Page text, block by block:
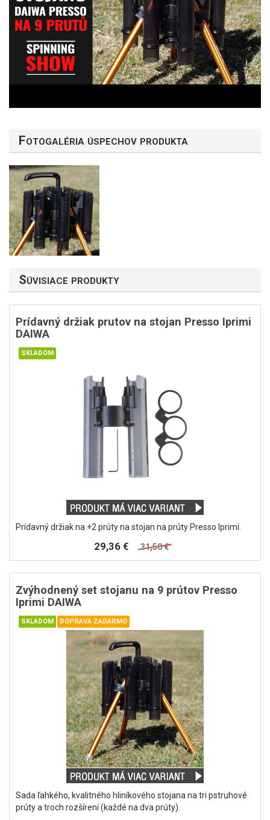
Fotogaléria úspechov produkta
Súvisiace produkty
Prídavný držiak prutov na stojan Presso Iprimi
DAIWA
Prídavný držiak na +2 prúty na stojan na prúty Presso Iprimi.
29,36 € 31,50 €
Zvýhodnený set stojanu na 9 prútov Presso
Iprimi DAIWA
Sada ľahkého, kvalitného hliníkového stojana na tri pstruhové
prúty a troch rozšírení (každé na dva prúty).